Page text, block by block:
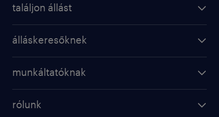
találjon állást
álláskeresőknek
munkáltatóknak
rólunk